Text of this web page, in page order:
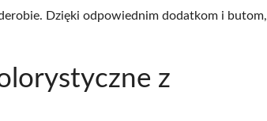
Dzięki odpowiednim dodatkom i butom,
z